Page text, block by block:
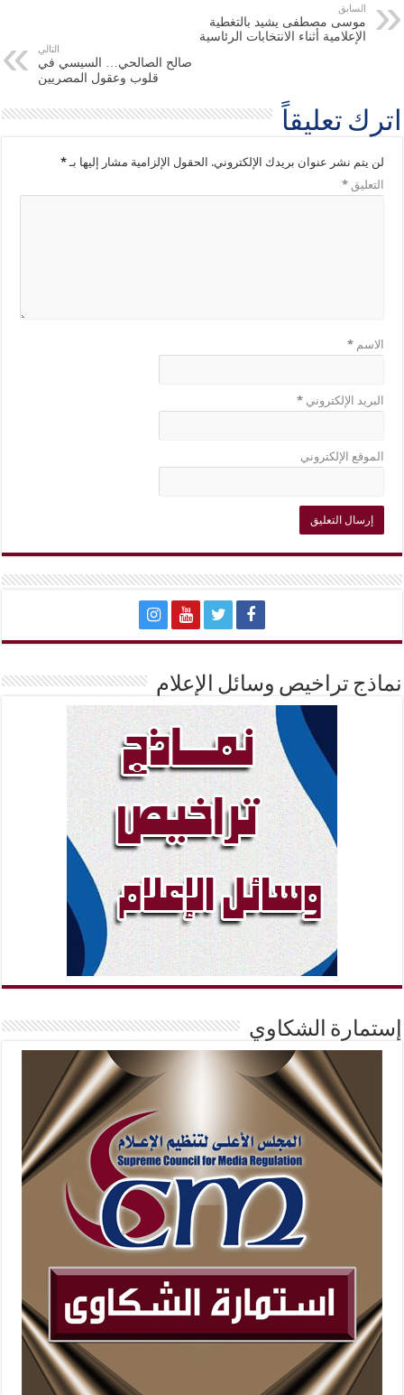
السابق
موسى مصطفى يشيد بالتغطية
الإعلامية أثناء الانتخابات الرئاسية
التالي
صالح الصالحي… السيسي في
قلوب وعقول المصريين
اترك تعليقاً
لن يتم نشر عنوان بريدك الإلكتروني. الحقول الإلزامية مشار إليها بـ*
التعليق*
الاسم*
البريد الإلكتروني*
الموقع الإلكتروني
نماذج تراخيص وسائل الإعلام
إستمارة الشكاوي